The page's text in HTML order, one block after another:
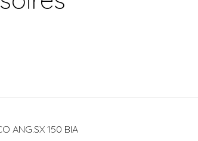
ANG.SX 150 BIA